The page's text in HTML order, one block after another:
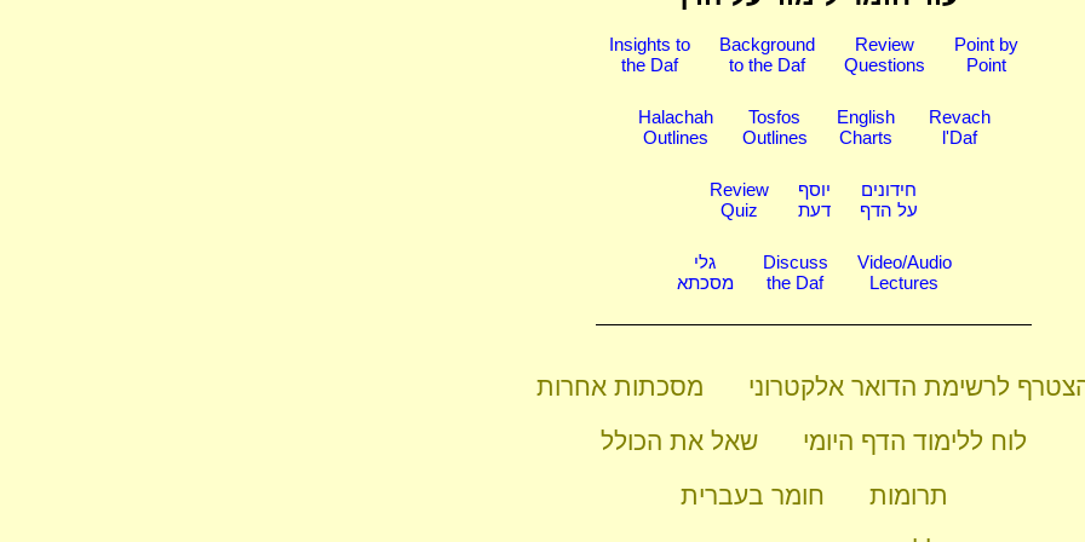
Insights to
the Daf
Background
to the Daf
Review
Questions
Point by
Point
Halachah
Outlines
Tosfos
Outlines
English
Charts
Revach
l'Daf
Review
Quiz
יוסף
דעת
חידונים
על הדף
גלי
מסכתא
Discuss
the Daf
Video/Audio
Lectures
מסכתות אחרות
לרשימת הדואר אלקטרוני
שאל את הכולל
לוח ללימוד הדף היומי
חומר בעברית
תרומות